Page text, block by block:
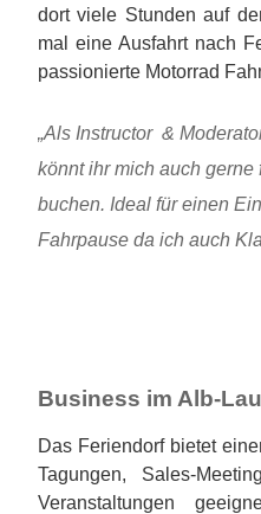
dort viele Stunden auf
mal eine Ausfahrt nach
passionierte Motorrad
„Als Instructor &
könnt ihr mich auch gerne
buchen. Ideal für einen
Fahrpause da ich auch
Business im Alb-
Das Feriendorf bietet
Tagungen, Sales-
Veranstaltungen